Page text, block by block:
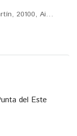
Punta del Este
del Este